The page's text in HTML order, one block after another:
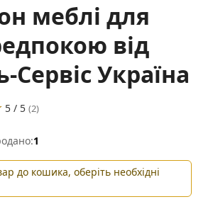
меблі для
від
Сервіс Україна
5 / 5 (2)
1
до кошика, оберіть необхідні